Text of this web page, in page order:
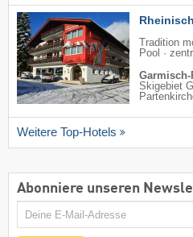
Tradition
Pool ·
Skigebiet
Weitere Top-Hotels
Abonniere unseren
E-